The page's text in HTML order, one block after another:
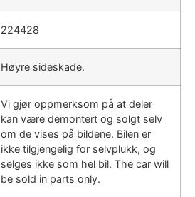
224428
Høyre sideskade.
Vi gjør oppmerksom på at deler
kan være demontert og solgt selv
om de vises på bildene. Bilen er
ikke tilgjengelig for selvplukk, og
selges ikke som hel bil. The car will
be sold in parts only.